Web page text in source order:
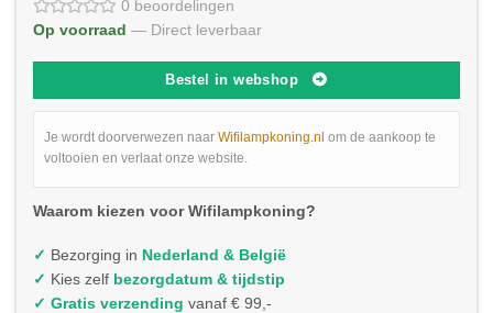
0 beoordelingen
Op voorraad — Direct leverbaar
Bestel in webshop
Je wordt doorverwezen naar Wifilampkoning.nl om de aankoop te
voltooien en verlaat onze website.
Waarom kiezen voor Wifilampkoning?
✓ Bezorging in Nederland & België
✓ Kies zelf bezorgdatum & tijdstip
✓ Gratis verzending vanaf € 99,-